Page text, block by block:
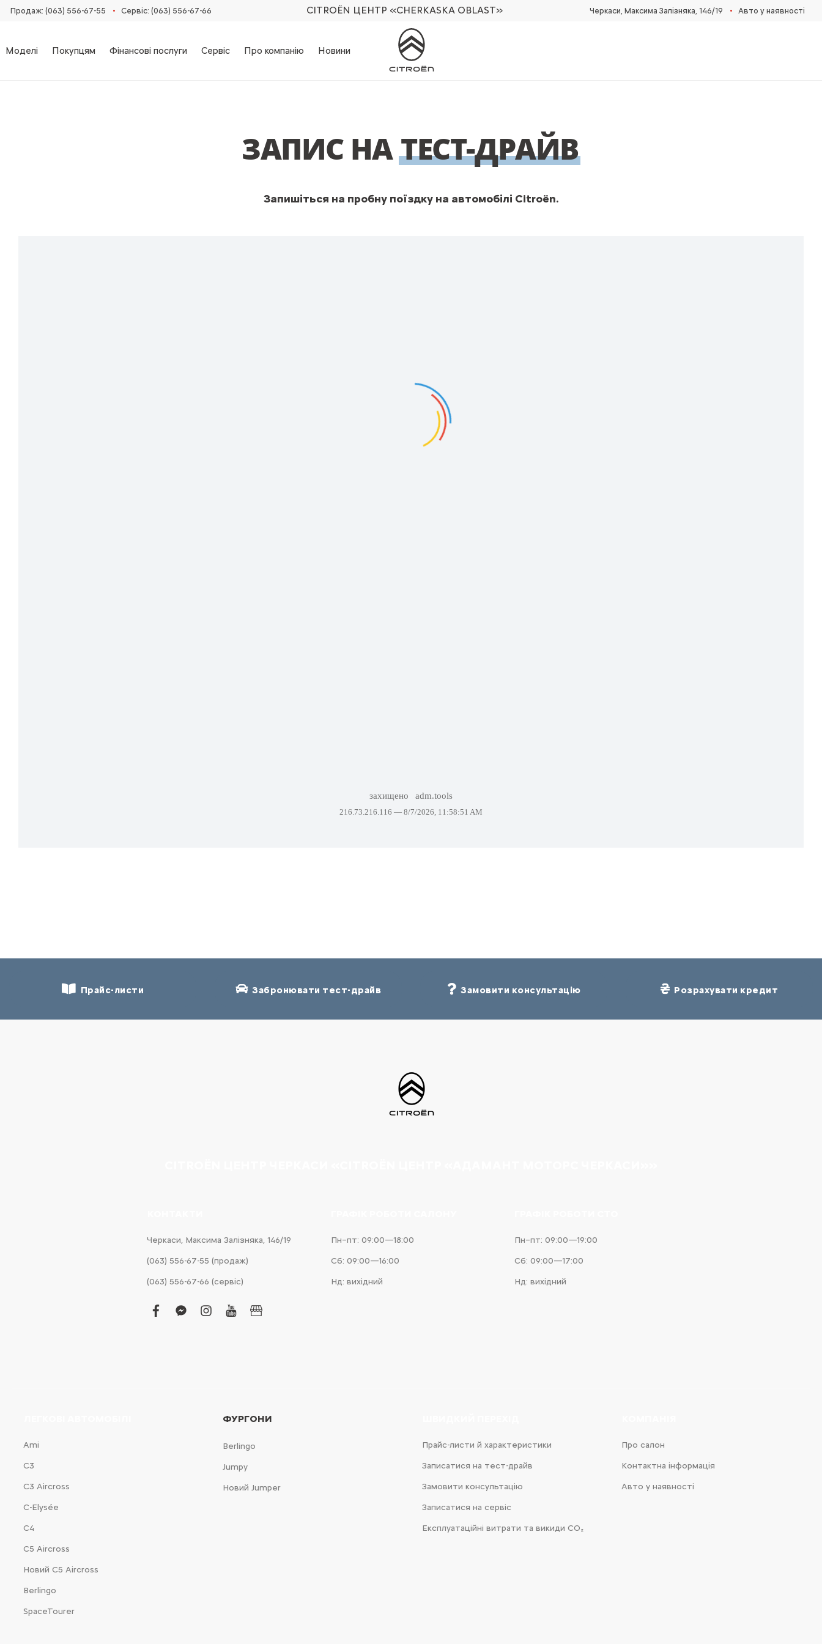
Продаж: (063) 556-67-55 • Сервіс: (063) 556-67-66 CITROËN ЦЕНТР «CHERKASKA OBLAST» Черкаси, Максима Залізняка, 146/19 • Авто у наявності
Моделі Покупцям Фінансові послуги Сервіс Про компанію Новини
ЗАПИС НАТЕСТ-ДРАЙВ
Запишіться на пробну поїздку на автомобілі Citroën.
Прайс-листи Забронювати тест-драйв Замовити консультацію Розрахувати кредит
Черкаси, Максима Залізняка, 146/19
(063) 556-67-55 (продаж)
(063) 556-67-66 (сервіс)
facebook
facebook-
instagram
youtubebusiness
Пн–пт: 09:00—18:00
Сб: 09:00—16:00
Нд: вихідний
Пн–пт: 09:00—19:00
Сб: 09:00—17:00
Нд: вихідний
Ami
С3
С3 Aircross
C-Elysée
С4
С5 Aircross
Новий С5 Aircross
Berlingo
SpaceTourer
ФУРГОНИ
Berlingo
Jumpy
Новий Jumper
Прайс-листи й характеристики
Записатися на тест-драйв
Замовити консультацію
Записатися на сервіс
Експлуатаційні витрати та викиди CO₂
Про салон
Контактна інформація
Авто у наявності